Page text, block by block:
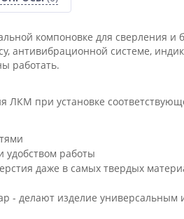
компоновке для сверления и
антивибрационной системе,
работать.
при установке
удобством работы
даже в самых твердых
- делают изделие универсальным